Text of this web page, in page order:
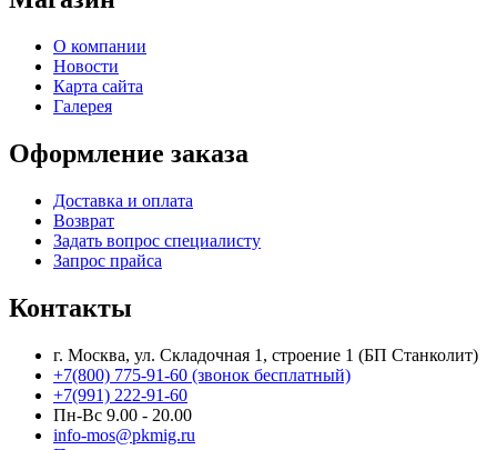
О компании
Новости
Карта сайта
Галерея
Оформление заказа
Доставка и оплата
Возврат
Задать вопрос специалисту
Запрос прайса
Контакты
г. Москва, ул. Складочная 1, строение 1 (БП Станколит)
+7(800) 775-91-60 (звонок бесплатный)
+7(991) 222-91-60
Пн-Вс 9.00 - 20.00
info-mos@pkmig.ru